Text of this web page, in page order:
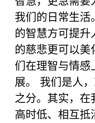
我们的日常生活
的智慧方可提
的慈悲更可以
们在理智与情感
展。 我们是人
之分。其实，
高时低、相互抵